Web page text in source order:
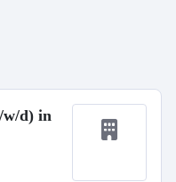
w/d) in